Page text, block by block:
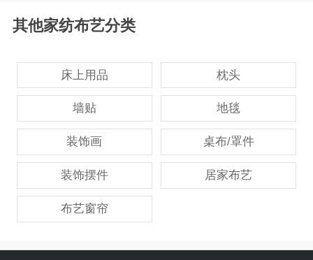
其他家纺布艺分类
床上用品 枕头
墙贴 地毯
装饰画 桌布/罩件
装饰摆件 居家布艺
布艺窗帘